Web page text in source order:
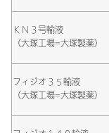
ＫＮ３号輸液
（大塚工場=大塚製薬）
フィジオ３５輸液
（大塚工場=大塚製薬）